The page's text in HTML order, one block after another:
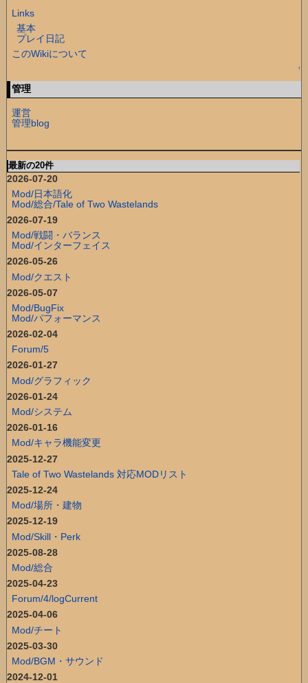
Links
基本
プレイ日記
このWikiについて
↑
管理
運営
管理blog
最新の20件
2026-07-20
Mod/日本語化
Mod/総合/Tale of Two Wastelands
2026-07-19
Mod/戦闘・バランス
Mod/インターフェイス
2026-05-26
Mod/クエスト
2026-05-07
Mod/BugFix
Mod/パフォーマンス
2026-02-04
Forum/5
2026-01-27
Mod/グラフィック
2026-01-24
Mod/システム
2026-01-16
Mod/キャラ機能変更
2025-12-27
Tale of Two Wastelands 対応MODリスト
2025-12-24
Mod/場所・建物
2025-12-19
Mod/Skill・Perk
2025-08-28
Mod/総合
2025-04-23
Forum/4/logCurrent
2025-04-06
Mod/チート
2025-03-30
Mod/BGM・サウンド
2024-12-01